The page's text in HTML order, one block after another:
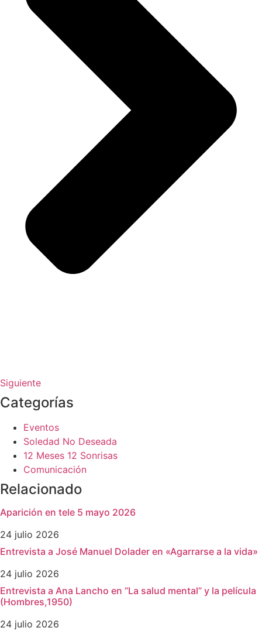
Siguiente
Categorías
Eventos
Soledad No Deseada
12 Meses 12 Sonrisas
Comunicación
Relacionado
Aparición en tele 5 mayo 2026
24 julio 2026
Entrevista a José Manuel Dolader en «Agarrarse a la vida»
24 julio 2026
Entrevista a Ana Lancho en “La salud mental” y la película
(Hombres,1950)
24 julio 2026